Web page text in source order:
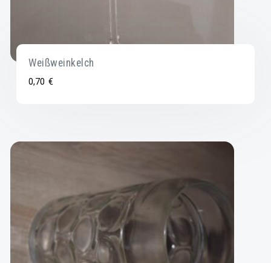
Weißweinkelch
0,70€